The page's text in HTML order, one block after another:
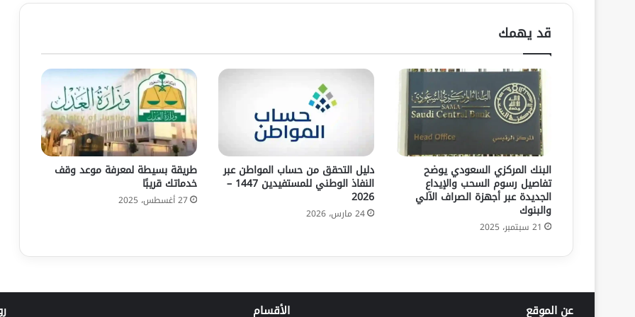
قد يهمك
البنك المركزي السعودي يوضح
تفاصيل رسوم السحب والإيداع
الجديدة عبر أجهزة الصراف الآلي
والبنوك
21 سبتمبر، 2025
دليل التحقق من حساب المواطن عبر
النفاذ الوطني للمستفيدين 1447 –
2026
24 مارس، 2026
طريقة بسيطة لمعرفة موعد وقف
خدماتك قريبًا
27 أغسطس، 2025
عن الموقع الأقسام